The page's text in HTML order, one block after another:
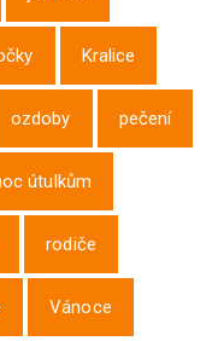
Kralice
ozdoby pečení
útulkům
rodiče
Vánoce